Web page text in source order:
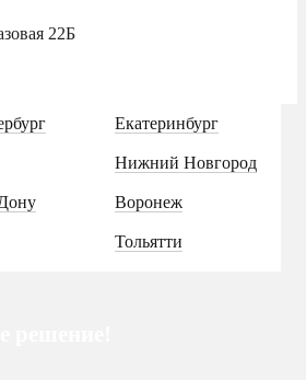
22Б
Екатеринбург
Нижний Новгород
Воронеж
Тольятти